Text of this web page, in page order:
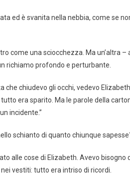
ed è svanita nella nebbia, come se
come una sciocchezza. Ma un’altra
richiamo profondo e perturbante.
che chiudevo gli occhi, vedevo
era sparito. Ma le parole della
incidente.”
schianto di quanto chiunque
alle cose di Elizabeth. Avevo
vestiti: tutto era intriso di ricordi.